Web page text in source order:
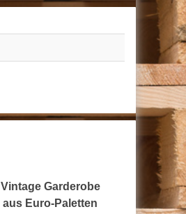
Vintage Garderobe
aus Euro-Paletten